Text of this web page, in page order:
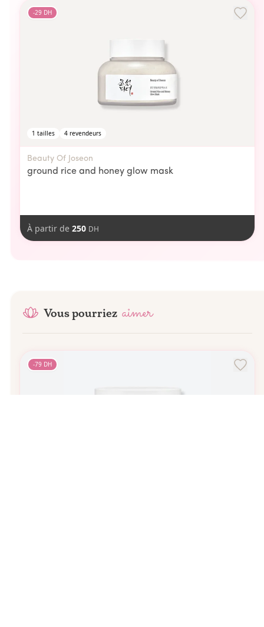
-29DH
1 tailles 4revendeurs
Beauty Of Joseon
ground rice and honey glow mask
À partir de 250 DH
Vous pourriez aimer
-79DH